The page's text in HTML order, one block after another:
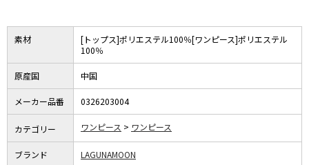
素材
[トップス]ポリエステル100％[ワンピース]ポリエステル
100％
原産国 中国
メーカー品番 0326203004
カテゴリー ワンピース ワンピース
ブランド LAGUNAMOON